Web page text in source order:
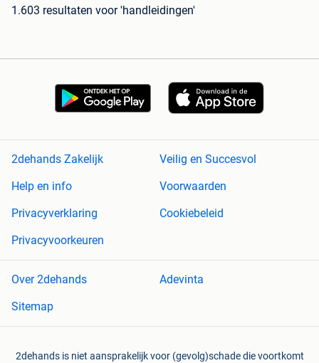
1.603 resultaten voor 'handleidingen'
2dehands Zakelijk
Veilig en Succesvol
Help en info
Voorwaarden
Privacyverklaring
Cookiebeleid
Privacyvoorkeuren
Over 2dehands
Adevinta
Sitemap
2dehands is niet aansprakelijk voor (gevolg)schade die voortkomt